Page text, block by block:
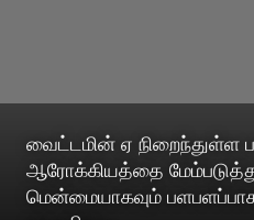
வைட்டமின் ஏ நிறைந்துள்ள
ஆரோக்கியத்தை
மென்மையாகவும்